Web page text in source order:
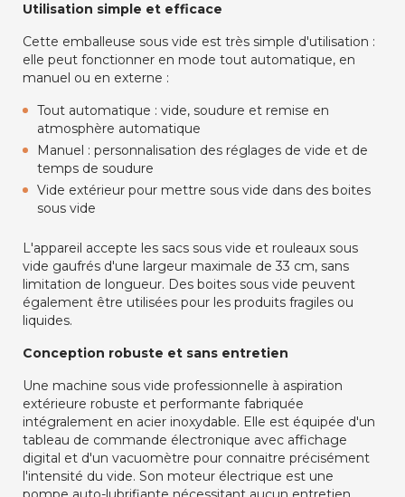
Utilisation simple et efficace
Cette emballeuse sous vide est très simple d'utilisation :
elle peut fonctionner en mode tout automatique, en
manuel ou en externe :
Tout automatique : vide, soudure et remise en
atmosphère automatique
Manuel : personnalisation des réglages de vide et de
temps de soudure
Vide extérieur pour mettre sous vide dans des boites
sous vide
L'appareil accepte les sacs sous vide et rouleaux sous
vide gaufrés d'une largeur maximale de 33 cm, sans
limitation de longueur. Des boites sous vide peuvent
également être utilisées pour les produits fragiles ou
liquides.
Conception robuste et sans entretien
Une machine sous vide professionnelle à aspiration
extérieure robuste et performante fabriquée
intégralement en acier inoxydable. Elle est équipée d'un
tableau de commande électronique avec affichage
digital et d'un vacuomètre pour connaitre précisément
l'intensité du vide. Son moteur électrique est une